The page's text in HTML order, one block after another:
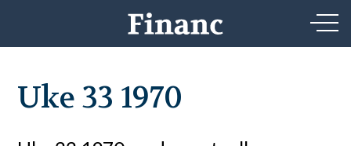
Uke 33 1970